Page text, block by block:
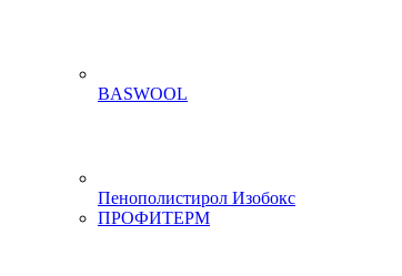
BASWOOL
Пенополистирол Изобокс
ПРОФИТЕРМ